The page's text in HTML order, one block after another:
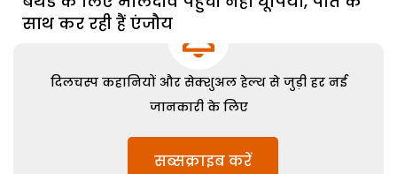
साथ कर रही हैं एंजौय
दिलचस्प कहानियों और सेक्शुअल हेल्थ से जुड़ी हर नई
जानकारी के लिए
सब्सक्राइब करें